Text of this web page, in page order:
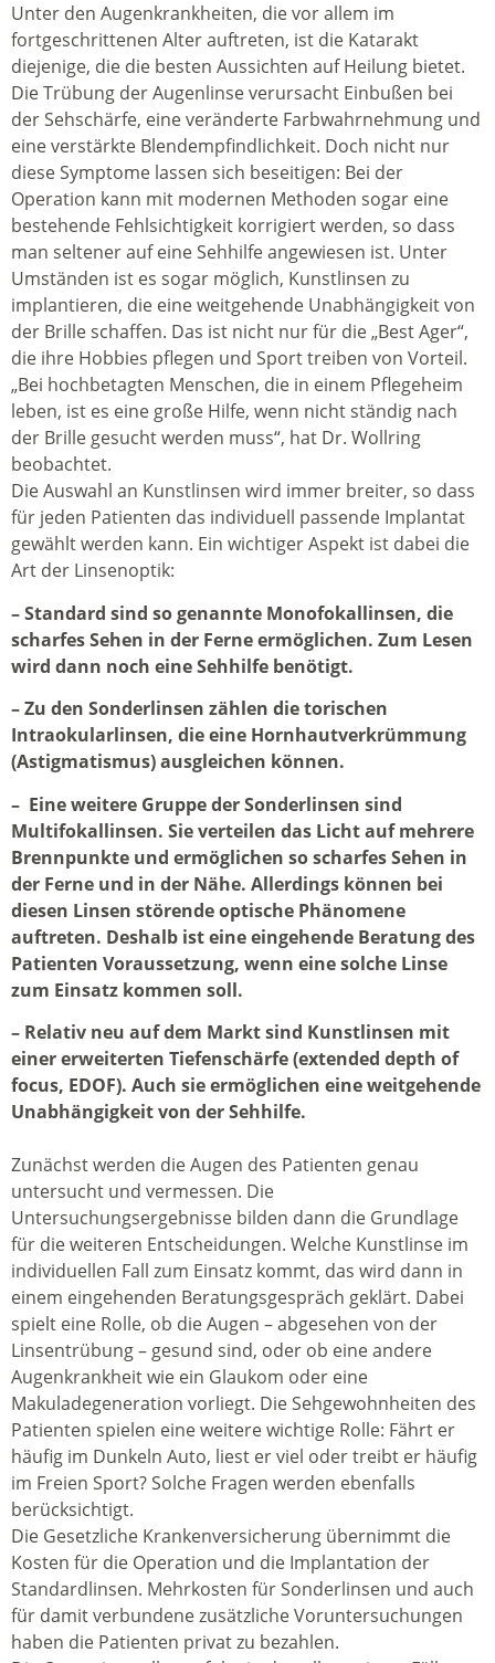
Unter den Augenkrankheiten, die vor allem im
fortgeschrittenen Alter auftreten, ist die Katarakt
diejenige, die die besten Aussichten auf Heilung bietet.
Die Trübung der Augenlinse verursacht Einbußen bei
der Sehschärfe, eine veränderte Farbwahrnehmung und
eine verstärkte Blendempfindlichkeit. Doch nicht nur
diese Symptome lassen sich beseitigen: Bei der
Operation kann mit modernen Methoden sogar eine
bestehende Fehlsichtigkeit korrigiert werden, so dass
man seltener auf eine Sehhilfe angewiesen ist. Unter
Umständen ist es sogar möglich, Kunstlinsen zu
implantieren, die eine weitgehende Unabhängigkeit von
der Brille schaffen. Das ist nicht nur für die „Best Ager“,
die ihre Hobbies pflegen und Sport treiben von Vorteil.
„Bei hochbetagten Menschen, die in einem Pflegeheim
leben, ist es eine große Hilfe, wenn nicht ständig nach
der Brille gesucht werden muss“, hat Dr. Wollring
beobachtet.
Die Auswahl an Kunstlinsen wird immer breiter, so dass
für jeden Patienten das individuell passende Implantat
gewählt werden kann. Ein wichtiger Aspekt ist dabei die
Art der Linsenoptik:
– Standard sind so genannte Monofokallinsen, die
scharfes Sehen in der Ferne ermöglichen. Zum Lesen
wird dann noch eine Sehhilfe benötigt.
– Zu den Sonderlinsen zählen die torischen
Intraokularlinsen, die eine Hornhautverkrümmung
(Astigmatismus) ausgleichen können.
– Eine weitere Gruppe der Sonderlinsen sind
Multifokallinsen. Sie verteilen das Licht auf mehrere
Brennpunkte und ermöglichen so scharfes Sehen in
der Ferne und in der Nähe. Allerdings können bei
diesen Linsen störende optische Phänomene
auftreten. Deshalb ist eine eingehende Beratung des
Patienten Voraussetzung, wenn eine solche Linse
zum Einsatz kommen soll.
– Relativ neu auf dem Markt sind Kunstlinsen mit
einer erweiterten Tiefenschärfe (extended depth of
focus, EDOF). Auch sie ermöglichen eine weitgehende
Unabhängigkeit von der Sehhilfe.
Zunächst werden die Augen des Patienten genau
untersucht und vermessen. Die
Untersuchungsergebnisse bilden dann die Grundlage
für die weiteren Entscheidungen. Welche Kunstlinse im
individuellen Fall zum Einsatz kommt, das wird dann in
einem eingehenden Beratungsgespräch geklärt. Dabei
spielt eine Rolle, ob die Augen – abgesehen von der
Linsentrübung – gesund sind, oder ob eine andere
Augenkrankheit wie ein Glaukom oder eine
Makuladegeneration vorliegt. Die Sehgewohnheiten des
Patienten spielen eine weitere wichtige Rolle: Fährt er
häufig im Dunkeln Auto, liest er viel oder treibt er häufig
im Freien Sport? Solche Fragen werden ebenfalls
berücksichtigt.
Die Gesetzliche Krankenversicherung übernimmt die
Kosten für die Operation und die Implantation der
Standardlinsen. Mehrkosten für Sonderlinsen und auch
für damit verbundene zusätzliche Voruntersuchungen
haben die Patienten privat zu bezahlen.